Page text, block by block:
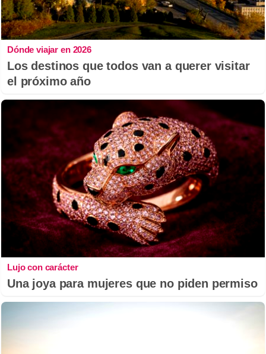
Dónde viajar en 2026
Los destinos que todos van a querer visitar
el próximo año
Lujo con carácter
Una joya para mujeres que no piden permiso